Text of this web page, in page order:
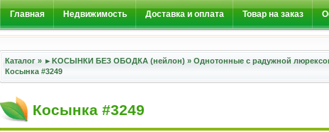
Главная Недвижимость Доставка и оплата Товар на заказ
Каталог » ►KOСЫНКИ БЕЗ ОБОДКА (нейлон) » Однотонные с радужной
Косынка #3249
Косынка #3249